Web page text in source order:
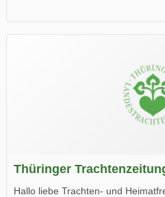
Wir wünschen Euch viel Spaß beim
Thüringer
Hallo liebe Trachten- und